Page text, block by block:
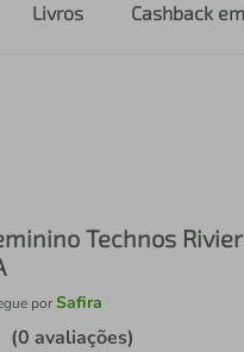
Livros Cashback
Technos
porSafira
(0 avaliações)